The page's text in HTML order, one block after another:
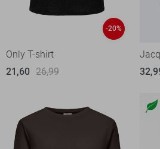
-20%
Only T-shirt
21,60 26,99